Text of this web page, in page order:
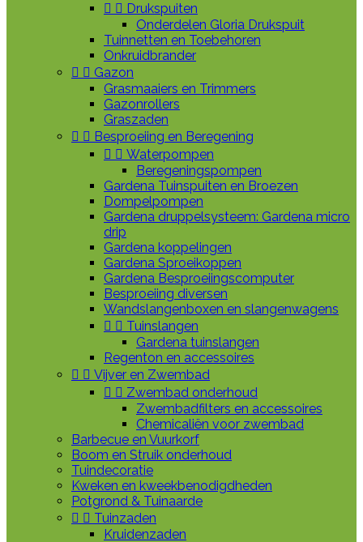
  Drukspuiten
Onderdelen Gloria Drukspuit
Tuinnetten en Toebehoren
Onkruidbrander
  Gazon
Grasmaaiers en Trimmers
Gazonrollers
Graszaden
  Besproeiing en Beregening
  Waterpompen
Beregeningspompen
Gardena Tuinspuiten en Broezen
Dompelpompen
Gardena druppelsysteem: Gardena micro
drip
Gardena koppelingen
Gardena Sproeikoppen
Gardena Besproeiingscomputer
Besproeiing diversen
Wandslangenboxen en slangenwagens
  Tuinslangen
Gardena tuinslangen
Regenton en accessoires
  Vijver en Zwembad
  Zwembad onderhoud
Zwembadfilters en accessoires
Chemicaliën voor zwembad
Barbecue en Vuurkorf
Boom en Struik onderhoud
Tuindecoratie
Kweken en kweekbenodigdheden
Potgrond & Tuinaarde
  Tuinzaden
Kruidenzaden